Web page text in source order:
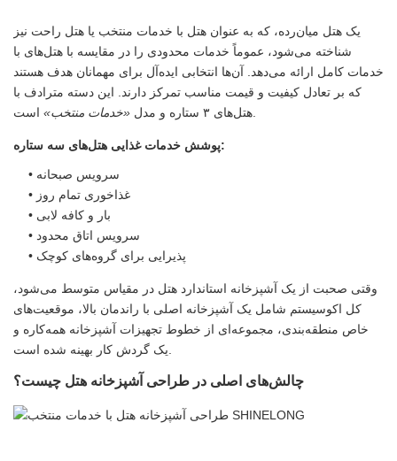
یک هتل میان‌رده، که به عنوان هتل با خدمات منتخب یا هتل راحت نیز
شناخته می‌شود، عموماً خدمات محدودی را در مقایسه با هتل‌های با
خدمات کامل ارائه می‌دهد. آن‌ها انتخابی ایده‌آل برای مهمانان هدف هستند
که بر تعادل کیفیت و قیمت مناسب تمرکز دارند. این دسته مترادف با
هتل‌های ۳ ستاره و مدل
«خدمات منتخب» است.
پوشش خدمات غذایی هتل‌های سه ستاره:
• سرویس صبحانه
• غذاخوری تمام روز
• بار و کافه لابی
• سرویس اتاق محدود
• پذیرایی برای گروه‌های کوچک
وقتی صحبت از یک آشپزخانه استاندارد هتل در مقیاس متوسط ​​می‌شود،
کل اکوسیستم شامل یک آشپزخانه اصلی با راندمان بالا، موقعیت‌های
خاص منطقه‌بندی، مجموعه‌ای از خطوط تجهیزات آشپزخانه همه‌کاره و
یک گردش کار بهینه شده است.
چالش‌های اصلی در طراحی آشپزخانه هتل چیست؟